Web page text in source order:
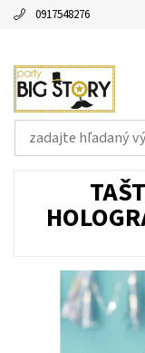
0917548276